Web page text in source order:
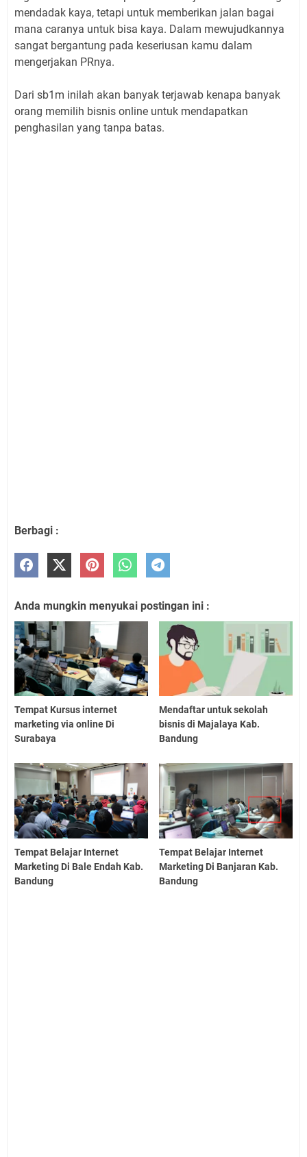
mendadak kaya, tetapi untuk memberikan jalan bagai
mana caranya untuk bisa kaya. Dalam mewujudkannya
sangat bergantung pada keseriusan kamu dalam
mengerjakan PRnya.
Dari sb1m inilah akan banyak terjawab kenapa banyak
orang memilih bisnis online untuk mendapatkan
penghasilan yang tanpa batas.
Berbagi :
Anda mungkin menyukai postingan ini :
Tempat Kursus internet
marketing via online Di
Surabaya
Mendaftar untuk sekolah
bisnis di Majalaya Kab.
Bandung
Tempat Belajar Internet
Marketing Di Bale Endah Kab.
Bandung
Tempat Belajar Internet
Marketing Di Banjaran Kab.
Bandung